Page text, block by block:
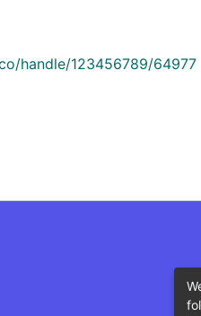
handle/123456789/64977